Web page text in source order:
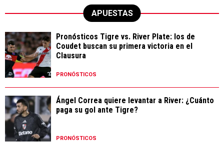
APUESTAS
Pronósticos Tigre vs. River Plate: los de
Coudet buscan su primera victoria en el
Clausura
PRONÓSTICOS
Ángel Correa quiere levantar a River: ¿Cuánto
paga su gol ante Tigre?
PRONÓSTICOS